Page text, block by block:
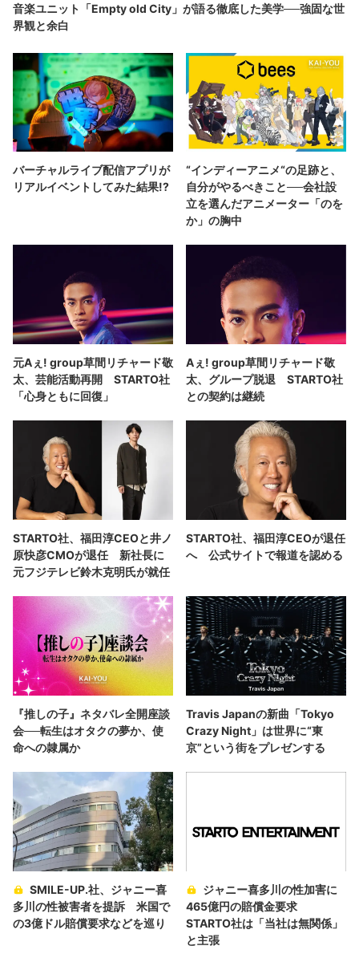
音楽ユニット「Empty old City」が語る徹底した美学──強固な世
界観と余白
バーチャルライブ配信アプリが
リアルイベントしてみた結果!?
“インディーアニメ“の足跡と、
自分がやるべきこと──会社設
立を選んだアニメーター「のを
か」の胸中
元Aぇ! group草間リチャード敬
太、芸能活動再開 STARTO社
「心身ともに回復」
Aぇ! group草間リチャード敬
太、グループ脱退 STARTO社
との契約は継続
STARTO社、福田淳CEOと井ノ
原快彦CMOが退任 新社長に
元フジテレビ鈴木克明氏が就任
STARTO社、福田淳CEOが退任
へ 公式サイトで報道を認める
『推しの子』ネタバレ全開座談
会──転生はオタクの夢か、使
命への隷属か
Travis Japanの新曲「Tokyo
Crazy Night」は世界に“東
京”という街をプレゼンする
SMILE-UP.社、ジャニー喜
多川の性被害者を提訴 米国で
の3億ドル賠償要求などを巡り
ジャニー喜多川の性加害に
465億円の賠償金要求
STARTO社は「当社は無関係」
と主張